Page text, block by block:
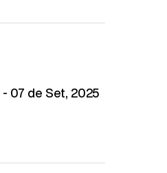
07 de Set, 2025